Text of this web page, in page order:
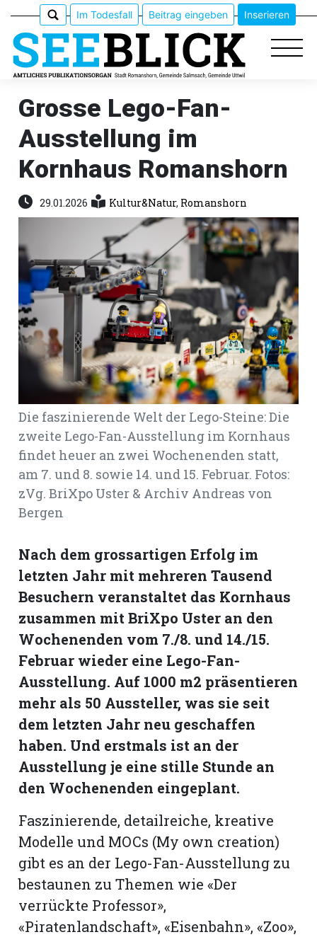
Epaper
Veranstaltungen
Erlebnisführer
App
Romanshorn:
offizielle
Mitteilungen
Im Todesfall Beitrag eingeben Inserieren
Grosse Lego-Fan-
Ausstellung im
Kornhaus Romanshorn
29.01.2026 Kultur&Natur, Romanshorn
Die faszinierende Welt der Lego-Steine: Die
zweite Lego-Fan-Ausstellung im Kornhaus
findet heuer an zwei Wochenenden statt,
am 7. und 8. sowie 14. und 15. Februar. Fotos:
zVg. BriXpo Uster & Archiv Andreas von
Bergen
Nach dem grossartigen Erfolg im
letzten Jahr mit mehreren Tausend
Besuchern veranstaltet das Kornhaus
zusammen mit BriXpo Uster an den
Wochenenden vom 7./8. und 14./15.
Februar wieder eine Lego-Fan-
Ausstellung. Auf 1000 m2 präsentieren
mehr als 50 Aussteller, was sie seit
dem letzten Jahr neu geschaffen
haben. Und erstmals ist an der
Ausstellung je eine stille Stunde an
den Wochenenden eingeplant.
Faszinierende, detailreiche, kreative
Modelle und MOCs (My own creation)
gibt es an der Lego-Fan-Ausstellung zu
bestaunen zu Themen wie «Der
verrückte Professor»,
«Piratenlandschaft», «Eisenbahn», «Zoo»,